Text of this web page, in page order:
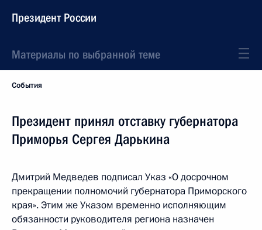
Президент России
Материалы по выбранной теме
События
Президент принял отставку губернатора
Приморья Сергея Дарькина
Дмитрий Медведев подписал Указ «О досрочном
прекращении полномочий губернатора Приморского
края». Этим же Указом временно исполняющим
обязанности руководителя региона назначен